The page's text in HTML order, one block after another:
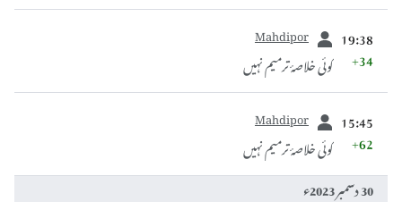
19:38
Mahdipor
+34 کوئی خلاصۂ ترمیم نہیں
15:45
Mahdipor
+62 کوئی خلاصۂ ترمیم نہیں
30 دسمبر 2023ء